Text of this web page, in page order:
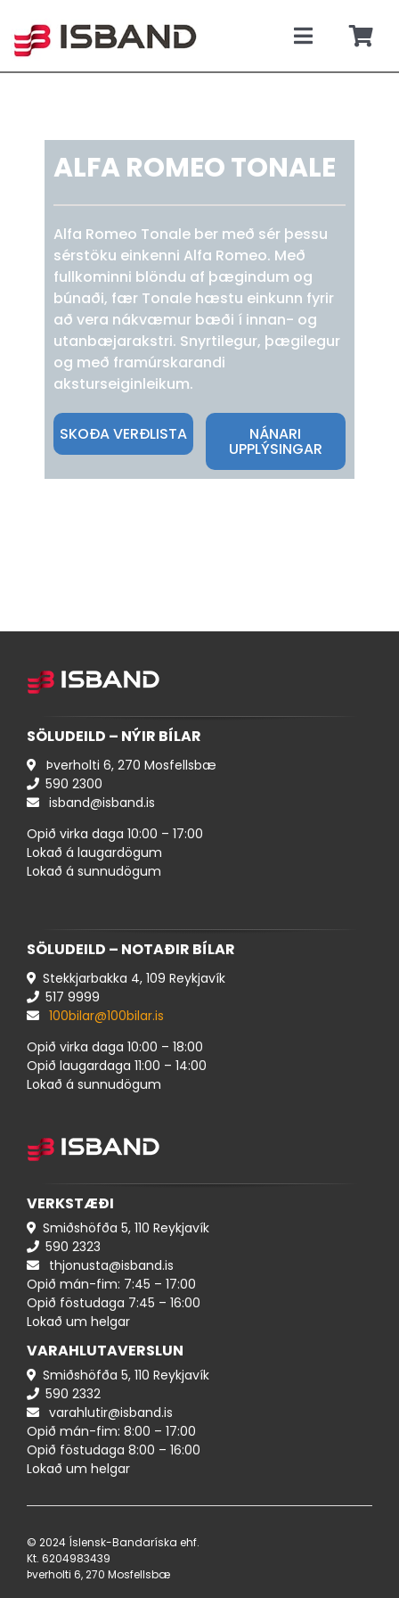
content
Toggle
TILBOÐSBÍLAR
REKSTRARLEIGA
VEFVERSLUN
VERÐLISTAR
ÍSBAND
ALFA ROMEO TONALE
Alfa Romeo Tonale ber með sér þessu
sérstöku einkenni Alfa Romeo. Með
fullkominni blöndu af þægindum og
búnaði, fær Tonale hæstu einkunn fyrir
að vera nákvæmur bæði í innan- og
utanbæjarakstri. Snyrtilegur, þægilegur
og með framúrskarandi
aksturseiginleikum.
SKOÐA VERÐLISTA NÁNARI
UPPLÝSINGAR
SÖLUDEILD – NÝIR BÍLAR
Þverholti 6, 270 Mosfellsbæ
590 ​2300
isband@isband.is
Opið virka daga 10:00 – 17:00
Lokað á laugardögum
Lokað á sunnudögum
SÖLUDEILD – NOTAÐIR BÍLAR
Stekkjarbakka 4, 109 Reykjavík
517 ​9999
100bilar@100bilar.is
Opið virka daga 10:00 – 18:00
Opið laugardaga 11:00 – 14:00
Lokað á sunnudögum
VERKSTÆÐI
Smiðshöfða 5, 110 Reykjavík
590 ​​2323
thjonusta@isband.is
Opið mán-fim: 7:45 – 17:00
Opið föstudaga 7:45 – 16:00
Lokað um helgar
VARAHLUTAVERSLUN
Smiðshöfða 5, 110 Reykjavík
590 ​2332
varahlutir@isband.is
Opið mán-fim: 8:00 – 17:00
Opið föstudaga 8:00 – 16:00
Lokað um helgar
© 2024 Íslensk-Bandaríska ehf.
Kt. 620498​3439
Þverholti 6, 270 Mosfellsbæ